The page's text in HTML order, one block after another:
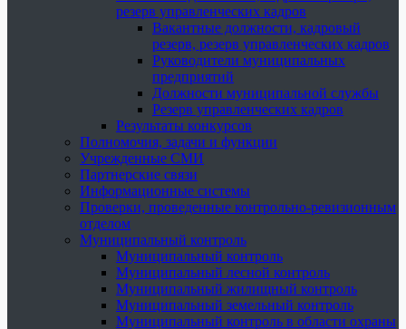
резерв управленческих кадров
Вакантные должности, кадровый
резерв, резерв управленческих кадров
Руководители муниципальных
предприятий
Должности муниципальной службы
Резерв управленческих кадров
Результаты конкурсов
Полномочия, задачи и функции
Учрежденные СМИ
Партнерские связи
Информационные системы
Проверки, проведенные контрольно-ревизионным
отделом
Муниципальный контроль
Муниципальный контроль
Муниципальный лесной контроль
Муниципальный жилищный контроль
Муниципальный земельный контроль
Муниципальный контроль в области охраны